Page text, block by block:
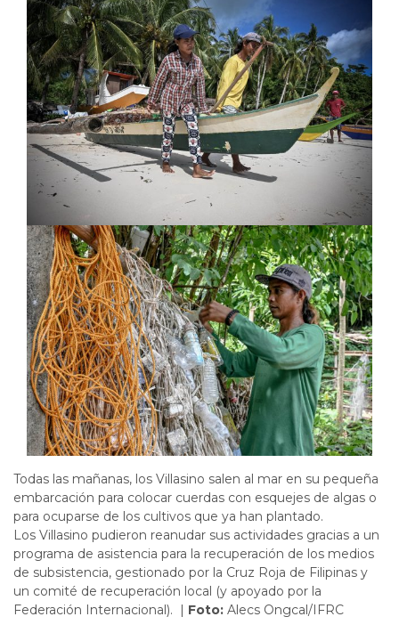
Todas las mañanas, los Villasino salen al mar en su pequeña
embarcación para colocar cuerdas con esquejes de algas o
para ocuparse de los cultivos que ya han plantado.
Los Villasino pudieron reanudar sus actividades gracias a un
programa de asistencia para la recuperación de los medios
de subsistencia, gestionado por la Cruz Roja de Filipinas y
un comité de recuperación local (y apoyado por la
Federación Internacional).
| Foto: Alecs Ongcal/IFRC